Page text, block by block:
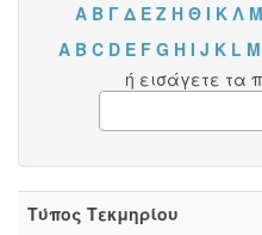
Α Β Γ Δ Ε Ζ Η Θ Ι Κ Λ Μ
A B C D E F G H I J K L M
ή εισάγετε τα
Τύπος Τεκμηρίου